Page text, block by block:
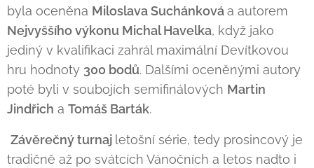
byla oceněna Miloslava Suchánkováa autorem
Nejvyššího výkonu Michal Havelka, když jako
jediný v kvalifikaci zahrál maximální Devítkovou
hru hodnoty 300 bodů. Dalšími oceněnými autory
poté byli v soubojích semifinálových Martin
Jindřich a Tomáš Barták.
Závěrečný turnaj letošní série, tedy prosincový je
tradičně až po svátcích Vánočních a letos nadto i